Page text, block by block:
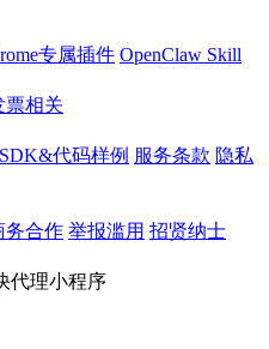
专属插件 OpenClaw Skill
票相关
SDK&代码样例 服务条款 隐私
务合作 举报滥用 招贤纳士
代理小程序